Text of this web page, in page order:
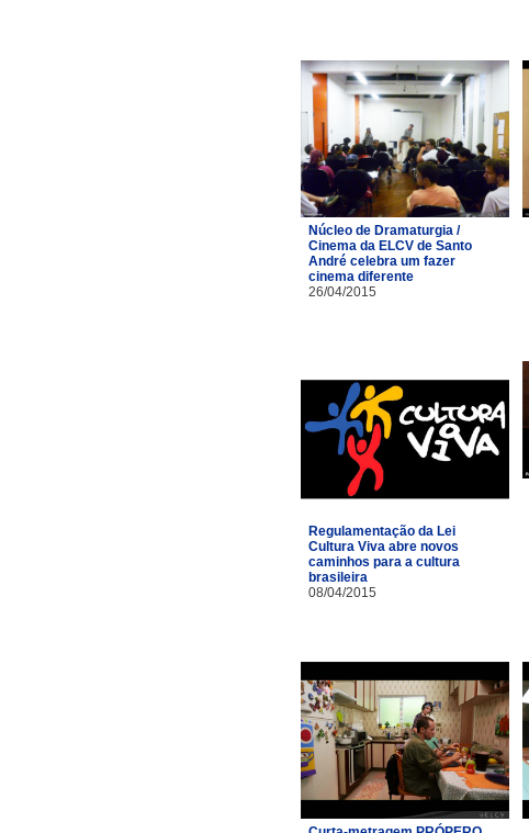
Núcleo de Dramaturgia /
Cinema da ELCV de Santo
André celebra um fazer
cinema diferente
26/04/2015
Regulamentação da Lei
Cultura Viva abre novos
caminhos para a cultura
brasileira
08/04/2015